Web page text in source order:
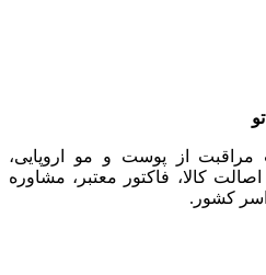
مراقبت از پوست و مو اروپایی،
کالا، فاکتور معتبر، مشاوره
کشور.